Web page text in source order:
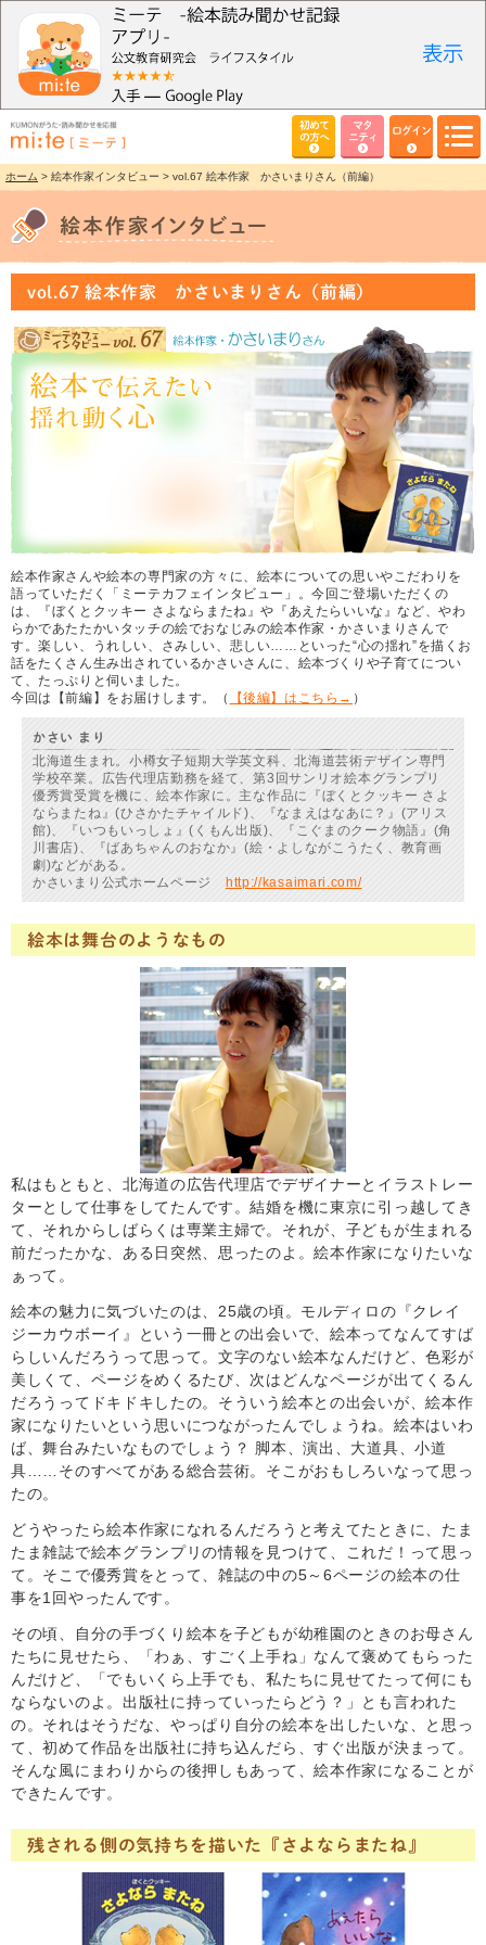
初めて
の方へ
マタ
ニティ
ログイン
ホーム > 絵本作家インタビュー > vol.67 絵本作家 かさいまりさん（前編）
vol.67 絵本作家 かさいまりさん（前編）
絵本作家さんや絵本の専門家の方々に、絵本についての思いやこだわりを
語っていただく「ミーテカフェインタビュー」。今回ご登場いただくの
は、『ぼくとクッキー さよならまたね』や『あえたらいいな』など、やわ
らかであたたかいタッチの絵でおなじみの絵本作家・かさいまりさんで
す。楽しい、うれしい、さみしい、悲しい……といった“心の揺れ”を描くお
話をたくさん生み出されているかさいさんに、絵本づくりや子育てについ
て、たっぷりと伺いました。
今回は【前編】をお届けします。（
【後編】はこちら→ ）
かさい まり
北海道生まれ。小樽女子短期大学英文科、北海道芸術デザイン専門
学校卒業。広告代理店勤務を経て、第3回サンリオ絵本グランプリ
優秀賞受賞を機に、絵本作家に。主な作品に『ぼくとクッキー さよ
ならまたね』(ひさかたチャイルド)、『なまえはなあに？』(アリス
館)、『いつもいっしょ』(くもん出版)、『こぐまのクーク物語』(角
川書店)、『ばあちゃんのおなか』(絵・よしながこうたく、教育画
劇)などがある。
かさいまり公式ホームページ
http://kasaimari.com/
絵本は舞台のようなもの
私はもともと、北海道の広告代理店でデザイナーとイラストレー
ターとして仕事をしてたんです。結婚を機に東京に引っ越してき
て、それからしばらくは専業主婦で。それが、子どもが生まれる
前だったかな、ある日突然、思ったのよ。絵本作家になりたいな
ぁって。
絵本の魅力に気づいたのは、25歳の頃。モルディロの『クレイ
ジーカウボーイ』という一冊との出会いで、絵本ってなんてすば
らしいんだろうって思って。文字のない絵本なんだけど、色彩が
美しくて、ページをめくるたび、次はどんなページが出てくるん
だろうってドキドキしたの。そういう絵本との出会いが、絵本作
家になりたいという思いにつながったんでしょうね。絵本はいわ
ば、舞台みたいなものでしょう？ 脚本、演出、大道具、小道
具……そのすべてがある総合芸術。そこがおもしろいなって思っ
たの。
どうやったら絵本作家になれるんだろうと考えてたときに、たま
たま雑誌で絵本グランプリの情報を見つけて、これだ！って思っ
て。そこで優秀賞をとって、雑誌の中の5～6ページの絵本の仕
事を1回やったんです。
その頃、自分の手づくり絵本を子どもが幼稚園のときのお母さん
たちに見せたら、「わぁ、すごく上手ね」なんて褒めてもらった
んだけど、「でもいくら上手でも、私たちに見せてたって何にも
ならないのよ。出版社に持っていったらどう？」とも言われた
の。それはそうだな、やっぱり自分の絵本を出したいな、と思っ
て、初めて作品を出版社に持ち込んだら、すぐ出版が決まって。
そんな風にまわりからの後押しもあって、絵本作家になることが
できたんです。
残される側の気持ちを描いた『さよならまたね』